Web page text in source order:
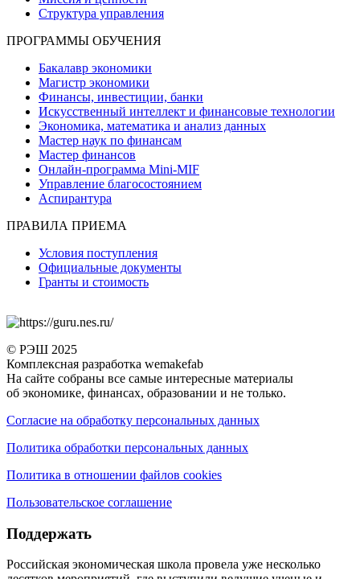
Структура управления
ПРОГРАММЫ ОБУЧЕНИЯ
Бакалавр экономики
Магистр экономики
Финансы, инвестиции, банки
Искусственный интеллект и финансовые технологии
Экономика, математика и анализ данных
Мастер наук по финансам
Мастер финансов
Онлайн-программа Mini-MIF
Управление благосостоянием
Аспирантура
ПРАВИЛА ПРИЕМА
Условия поступления
Официальные документы
Гранты и стоимость
© РЭШ 2025
Комплексная разработка wemakefab
На сайте собраны все самые интересные материалы
об экономике, финансах, образовании и не только.
Согласие на обработку персональных данных
Политика обработки персональных данных
Политика в отношении файлов cookies
Пользовательское соглашение
Поддержать
Российская экономическая школа провела уже несколько